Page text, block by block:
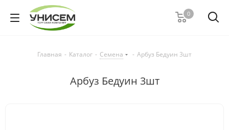
0
Главная - Каталог - Семена - Арбуз Бедуин 3шт
Арбуз Бедуин 3шт